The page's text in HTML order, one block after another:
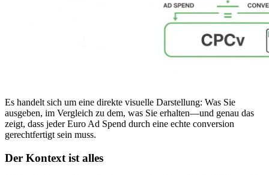
Es handelt sich um eine direkte visuelle Darstellung: Was Sie
ausgeben, im Vergleich zu dem, was Sie erhalten—und genau das
zeigt, dass jeder Euro Ad Spend durch eine echte conversion
gerechtfertigt sein muss.
Der Kontext ist alles